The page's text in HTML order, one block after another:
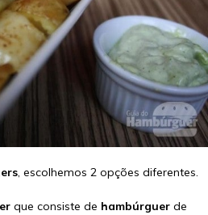
, escolhemos 2 opções diferentes.
que consiste de hambúrguer de